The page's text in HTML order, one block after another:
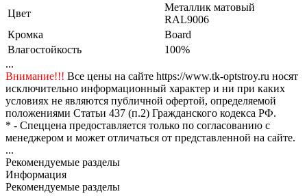
Цвет
Металлик матовый
RAL9006
Кромка
Board
Влагостойкость
100%
...
Внимание!!! Все цены на сайте https://www.tk-optstroy.ru носят
исключительно информационный характер и ни при каких
условиях не являются публичной офертой, определяемой
положениями Статьи 437 (п.2) Гражданского кодекса РФ.
* - Спеццена предоставляется только по согласованию с
менеджером и может отличаться от представленной на сайте.
...
Рекомендуемые разделы
Информация
Рекомендуемые разделы